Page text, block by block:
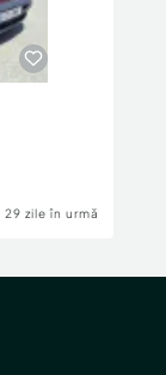
29 zile în urmă